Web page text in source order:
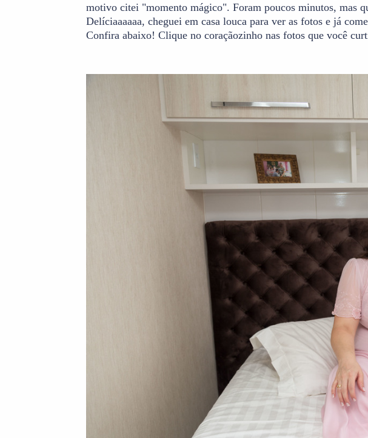
motivo citei "momento mágico". Foram poucos minutos, mas
Delíciaaaaaa, cheguei em casa louca para ver as fotos e já
Confira abaixo! Clique no coraçãozinho nas fotos que você